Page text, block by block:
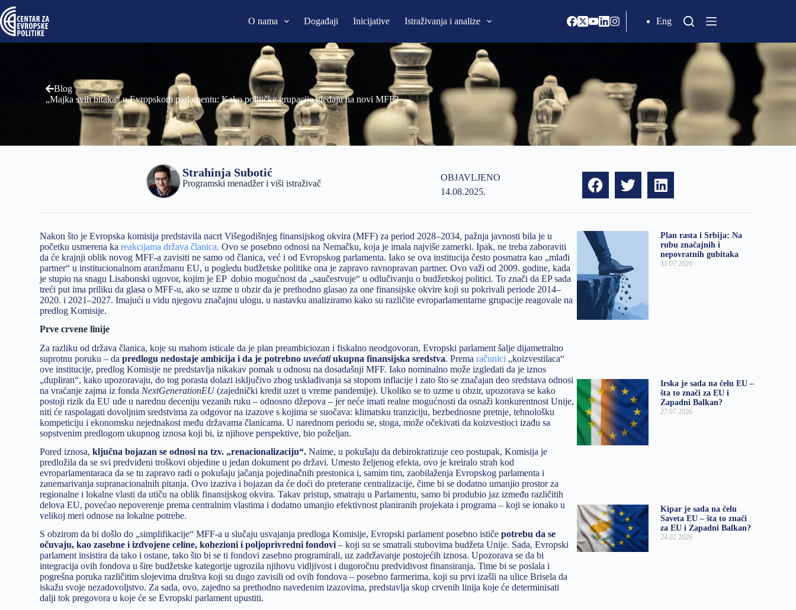
O nama Događaji Inicijative Istraživanja i analize Eng
Blog
„Majka svih bitaka“ u Evropskom parlamentu: Kako političke grupacije gledaju na novi MFF?
Strahinja Subotić
Programski menadžer i viši istraživač
OBJAVLJENO
14.08.2025.
Nakon što je Evropska komisija predstavila nacrt Višegodišnjeg finansijskog okvira (MFF) za period 2028–2034, pažnja javnosti bila je u
početku usmerena kareakcijama država članica. Ovo se posebno odnosi na Nemačku, koja je imala najviše zamerki. Ipak, ne treba zaboraviti
da će krajnji oblik novog MFF-a zavisiti ne samo od članica, već i od Evropskog parlamenta. Iako se ova institucija često posmatra kao „mlađi
partner“ u institucionalnom aranžmanu EU, u pogledu budžetske politike ona je zapravo ravnopravan partner. Ovo važi od 2009. godine, kada
je stupio na snagu Lisabonski ugovor, kojim je EP dobio mogućnost da „saučestvuje“ u odlučivanju o budžetskoj politici. To znači da EP sada
treći put ima priliku da glasa o MFF-u, ako se uzme u obzir da je prethodno glasao za one finansijske okvire koji su pokrivali periode 2014–
2020. i 2021–2027. Imajući u vidu njegovu značajnu ulogu, u nastavku analiziramo kako su različite evroparlamentarne grupacije reagovale na
predlog Komisije.
Prve crvene linije
Za razliku od država članica, koje su mahom isticale da je plan preambiciozan i fiskalno neodgovoran, Evropski parlament šalje dijametralno
suprotnu poruku – dapredlogu nedostaje ambicija i da je potrebnouvećatiukupna finansijska sredstva. Premaračunici „koizvestilaca“
ove institucije, predlog Komisije ne predstavlja nikakav pomak u odnosu na dosadašnji MFF. Iako nominalno može izgledati da je iznos
„dupliran“, kako upozoravaju, do tog porasta dolazi isključivo zbog usklađivanja sa stopom inflacije i zato što se značajan deo sredstava odnosi
na vraćanje zajma iz fonda NextGenerationEU(zajednički kredit uzet u vreme pandemije). Ukoliko se to uzme u obzir, upozorava se kako
postoji rizik da EU uđe u narednu deceniju vezanih ruku – odnosno džepova – jer neće imati realne mogućnosti da osnaži konkurentnost Unije,
niti će raspolagati dovoljnim sredstvima za odgovor na izazove s kojima se suočava: klimatsku tranziciju, bezbednosne pretnje, tehnološku
kompeticiju i ekonomsku nejednakost među državama članicama. U narednom periodu se, stoga, može očekivati da koizvestioci izađu sa
sopstvenim predlogom ukupnog iznosa koji bi, iz njihove perspektive, bio poželjan.
Pored iznosa,ključna bojazan se odnosi na tzv. „renacionalizaciju“. Naime, u pokušaju da debirokratizuje ceo postupak, Komisija je
predložila da se svi predviđeni troškovi objedine u jedan dokument po državi. Umesto željenog efekta, ovo je kreiralo strah kod
evroparlamentaraca da se tu zapravo radi o pokušaju jačanja pojedinačnih prestonica i, samim tim, zaobilaženja Evropskog parlamenta i
zanemarivanja supranacionalnih pitanja. Ovo izaziva i bojazan da će doći do preterane centralizacije, čime bi se dodatno umanjio prostor za
regionalne i lokalne vlasti da utiču na oblik finansijskog okvira. Takav pristup, smatraju u Parlamentu, samo bi produbio jaz između različitih
delova EU, povećao nepoverenje prema centralnim vlastima i dodatno umanjio efektivnost planiranih projekata i programa – koji se ionako u
velikoj meri odnose na lokalne potrebe.
S obzirom da bi došlo do „simplifikacije“ MFF-a u slučaju usvajanja predloga Komisije, Evropski parlament posebno ističepotrebu da se
očuvaju, kao zasebne i izdvojene celine, kohezioni i poljoprivredni fondovi – koji su se smatrali stubovima budžeta Unije. Sada, Evropski
parlament insistira da tako i ostane, tako što bi se ti fondovi zasebno programirali, uz zadržavanje postojećih iznosa. Upozorava se da bi
integracija ovih fondova u šire budžetske kategorije ugrozila njihovu vidljivost i dugoročnu predvidivost finansiranja. Time bi se poslala i
pogrešna poruka različitim slojevima društva koji su dugo zavisili od ovih fondova – posebno farmerima, koji su prvi izašli na ulice Brisela da
iskažu svoje nezadovoljstvo. Za sada, ovo, zajedno sa prethodno navedenim izazovima, predstavlja skup crvenih linija koje će determinisati
dalji tok pregovora u koje će se Evropski parlament upustiti.
Plan rasta i Srbija: Na
rubu značajnih i
nepovratnih gubitaka
31.07.2026
Irska je sada na čelu EU –
šta to znači za EU i
Zapadni Balkan?
27.07.2026
Kipar je sada na čelu
Saveta EU – šta to znači
za EU i Zapadni Balkan?
24.02.2026